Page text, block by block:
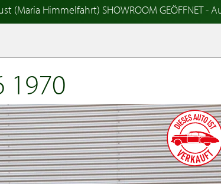
(Maria Himmelfahrt) SHOWROOM GEÖFFNET -
1970